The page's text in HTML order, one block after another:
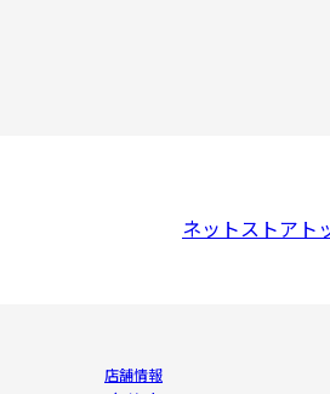
ネットストアト
店舗情報